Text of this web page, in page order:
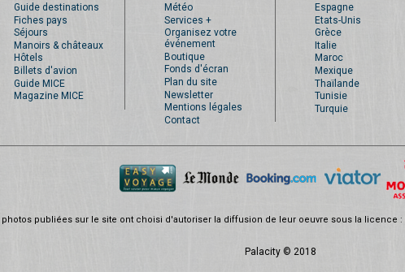
Guide destinations
Fiches pays
Séjours
Manoirs & châteaux
Hôtels
Billets d'avion
Guide MICE
Magazine MICE
Météo
Services +
Organisez votre
événement
Boutique
Fonds d'écran
Plan du site
Newsletter
Mentions légales
Contact
Espagne
Etats-Unis
Grèce
Italie
Maroc
Mexique
Thaïlande
Tunisie
Turquie
publiées sur le site ont choisi d'autoriser la diffusion de leur oeuvre sous la licence :
Palacity © 2018